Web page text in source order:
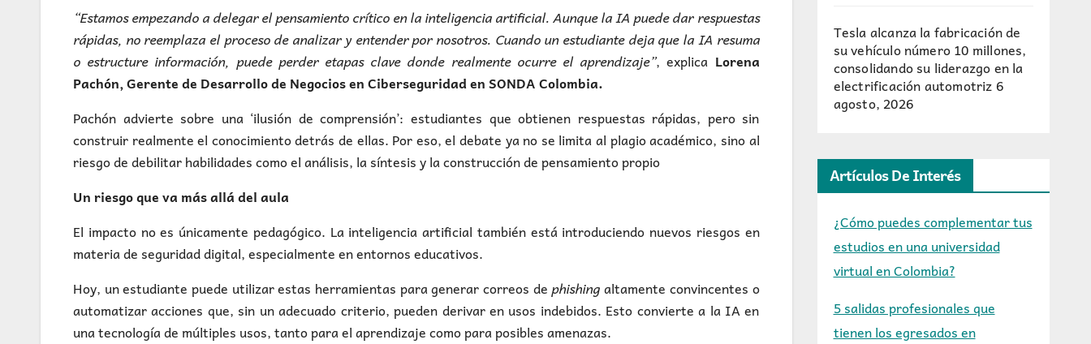
“Estamos empezando a delegar el pensamiento crítico en la inteligencia artificial. Aunque la IA puede dar respuestas
rápidas, no reemplaza el proceso de analizar y entender por nosotros. Cuando un estudiante deja que la IA resuma
o estructure información, puede perder etapas clave donde realmente ocurre el aprendizaje”, explica Lorena
Pachón, Gerente de Desarrollo de Negocios en Ciberseguridad en SONDA Colombia.
Pachón advierte sobre una ‘ilusión de comprensión’: estudiantes que obtienen respuestas rápidas, pero sin
construir realmente el conocimiento detrás de ellas. Por eso, el debate ya no se limita al plagio académico, sino al
riesgo de debilitar habilidades como el análisis, la síntesis y la construcción de pensamiento propio
Un riesgo que va más allá del aula
El impacto no es únicamente pedagógico. La inteligencia artificial también está introduciendo nuevos riesgos en
materia de seguridad digital, especialmente en entornos educativos.
Hoy, un estudiante puede utilizar estas herramientas para generar correos dephishingaltamente convincentes o
automatizar acciones que, sin un adecuado criterio, pueden derivar en usos indebidos. Esto convierte a la IA en
una tecnología de múltiples usos, tanto para el aprendizaje como para posibles amenazas.
Tesla alcanza la fabricación de
su vehículo número 10 millones,
consolidando su liderazgo en la
electrificación automotriz6
agosto, 2026
Artículos De Interés
¿Cómo puedes complementar tus
estudios en una universidad
virtual en Colombia?
5 salidas profesionales que
tienen los egresados en